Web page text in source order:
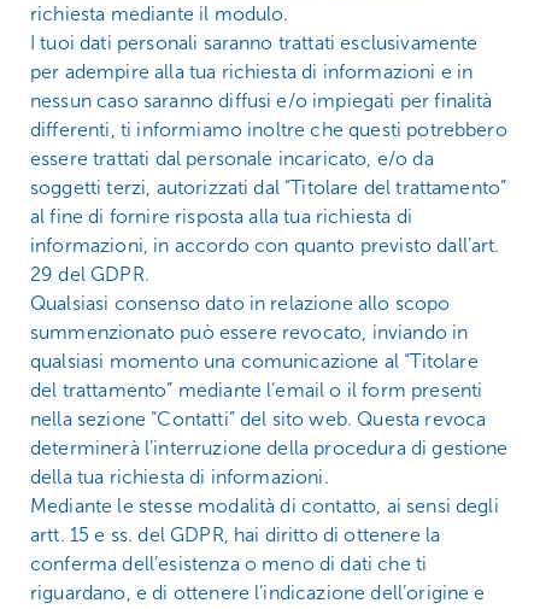
richiesta mediante il modulo.
I tuoi dati personali saranno trattati esclusivamente
per adempire alla tua richiesta di informazioni e in
nessun caso saranno diffusi e/o impiegati per finalità
differenti, ti informiamo inoltre che questi potrebbero
essere trattati dal personale incaricato, e/o da
soggetti terzi, autorizzati dal “Titolare del trattamento”
al fine di fornire risposta alla tua richiesta di
informazioni, in accordo con quanto previsto dall’art.
29 del GDPR.
Qualsiasi consenso dato in relazione allo scopo
summenzionato può essere revocato, inviando in
qualsiasi momento una comunicazione al “Titolare
del trattamento” mediante l’email o il form presenti
nella sezione “Contatti” del sito web. Questa revoca
determinerà l’interruzione della procedura di gestione
della tua richiesta di informazioni.
Mediante le stesse modalità di contatto, ai sensi degli
artt. 15 e ss. del GDPR, hai diritto di ottenere la
conferma dell’esistenza o meno di dati che ti
riguardano, e di ottenere l’indicazione dell’origine e